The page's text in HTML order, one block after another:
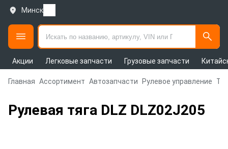
Минск
Акции Легковые запчасти Грузовые запчасти
Главная Ассортимент Автозапчасти Рулевое управление
Рулевая тяга DLZ DLZ02J205